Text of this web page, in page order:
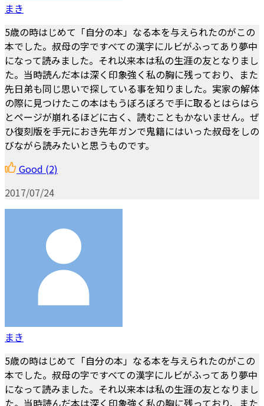
まき
5歳の時はじめて「自分の本」なる本を与えられたのがこの
本でした。叔母の字ですべての漢字にルビがふってあり夢中
になって読みました。それ以来本は私の生涯の友となりまし
た。当時読んだ本は深く印象強く私の胸に残っており、また
先日弟も同じ思いで探している事を知りました。実家の解体
の際に見つけたこの本はもうぼろぼろで手に取るとはらはら
とページが崩れるほどに古く、読むこともかないません。ぜ
ひ復刻版を手元におき先年ガンで鬼籍にはいった叔母をしの
びながら読みたいと思うものです。
Good (2)
2017/07/24
まき
5歳の時はじめて「自分の本」なる本を与えられたのがこの
本でした。叔母の字ですべての漢字にルビがふってあり夢中
になって読みました。それ以来本は私の生涯の友となりまし
た。当時読んだ本は深く印象強く私の胸に残っており、また